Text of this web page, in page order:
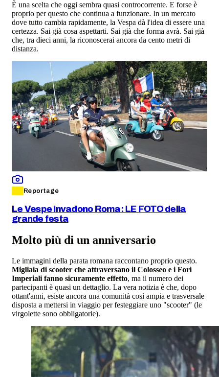
È una scelta che oggi sembra quasi controcorrente. E forse è
proprio per questo che continua a funzionare. In un mercato
dove tutto cambia rapidamente, la Vespa dà l'idea di essere una
certezza. Sai già cosa aspettarti. Sai già che forma avrà. Sai già
che, tra dieci anni, la riconoscerai ancora da cento metri di
distanza.
Reportage
Le Vespe invadono Roma: LE FOTO della
grande festa
Molto più di un anniversario
Le immagini della parata romana raccontano proprio questo.
Migliaia di scooter che attraversano il Colosseo e i Fori
Imperiali fanno sicuramente effetto, ma il numero dei
partecipanti è quasi un dettaglio. La vera notizia è che, dopo
ottant'anni, esiste ancora una comunità così ampia e trasversale
disposta a mettersi in viaggio per festeggiare uno "scooter" (le
virgolette sono obbligatorie).